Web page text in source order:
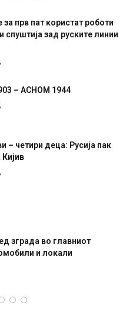
за прв пат користат роботи
спуштија зад руските линии
– АСНОМ 1944
– четири деца: Русија пак
зграда во главниот
и локали